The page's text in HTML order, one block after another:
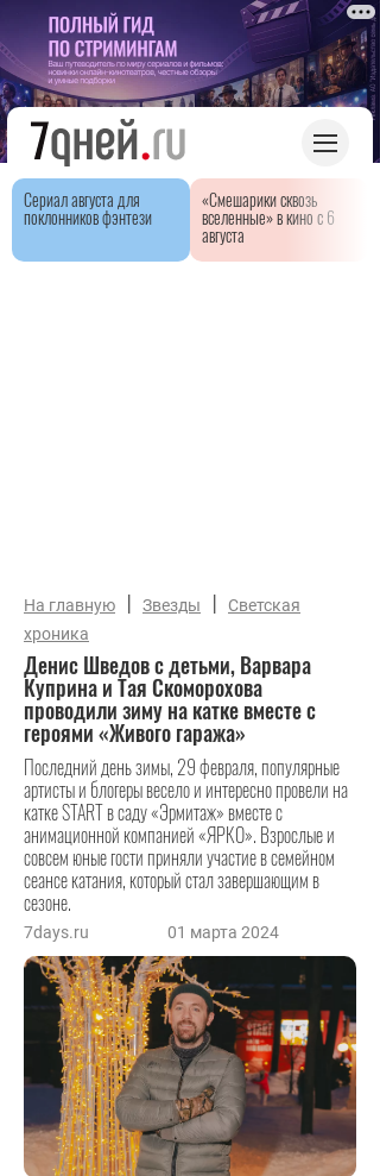
Сериал августа для
поклонников фэнтези
«Смешарики сквозь
вселенные» в кино с 6
августа
На главную | Звезды |
Светская
хроника
Денис Шведов с детьми, Варвара
Куприна и Тая Скоморохова
проводили зиму на катке вместе с
героями «Живого гаража»
Последний день зимы, 29 февраля, популярные
артисты и блогеры весело и интересно провели на
катке START в саду «Эрмитаж» вместе с
анимационной компанией «ЯРКО». Взрослые и
совсем юные гости приняли участие в семейном
сеансе катания, который стал завершающим в
сезоне.
7days.ru 01 марта 2024